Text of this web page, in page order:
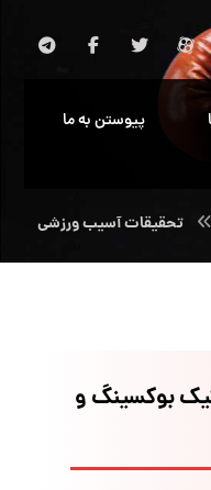
پیوستن به ما
تحقیقات آسیب ورزشی
بوکسینگ و